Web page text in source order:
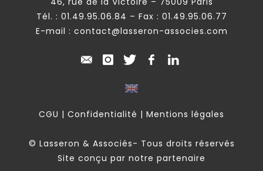
Tél. : 01.49.95.06.84 – Fax : 01.49.95.06.77
E-mail : contact@lasseron-associes.com
CGU | Confidentialité | Mentions légales
© Lasseron & Associés- Tous droits réservés
Site conçu par notre partenaire